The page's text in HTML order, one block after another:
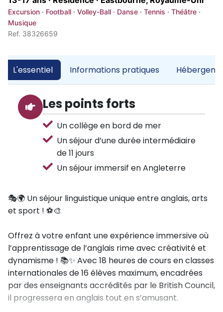
Excursion · Football · Volley-Ball · Danse · Tennis · Théâtre ·
Musique
Ref. 38326659
L'essentiel Informations pratiques
Les points forts
Un collège en bord de mer
Un séjour d’une durée intermédiaire
de 11 jours
Un séjour immersif en Angleterre
🎭🌍 Un séjour linguistique unique entre anglais, arts
et sport ! ⚽🎨
Offrez à votre enfant une expérience immersive où
l’apprentissage de l’anglais rime avec créativité et
dynamisme ! 📚✨ Avec 18 heures de cours en classes
internationales de 16 élèves maximum, encadrées
par des enseignants accrédités par le British Council,
il progressera en anglais tout en s’amusant.